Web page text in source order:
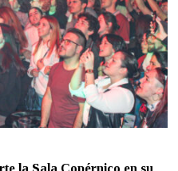
la Sala Copérnico en su